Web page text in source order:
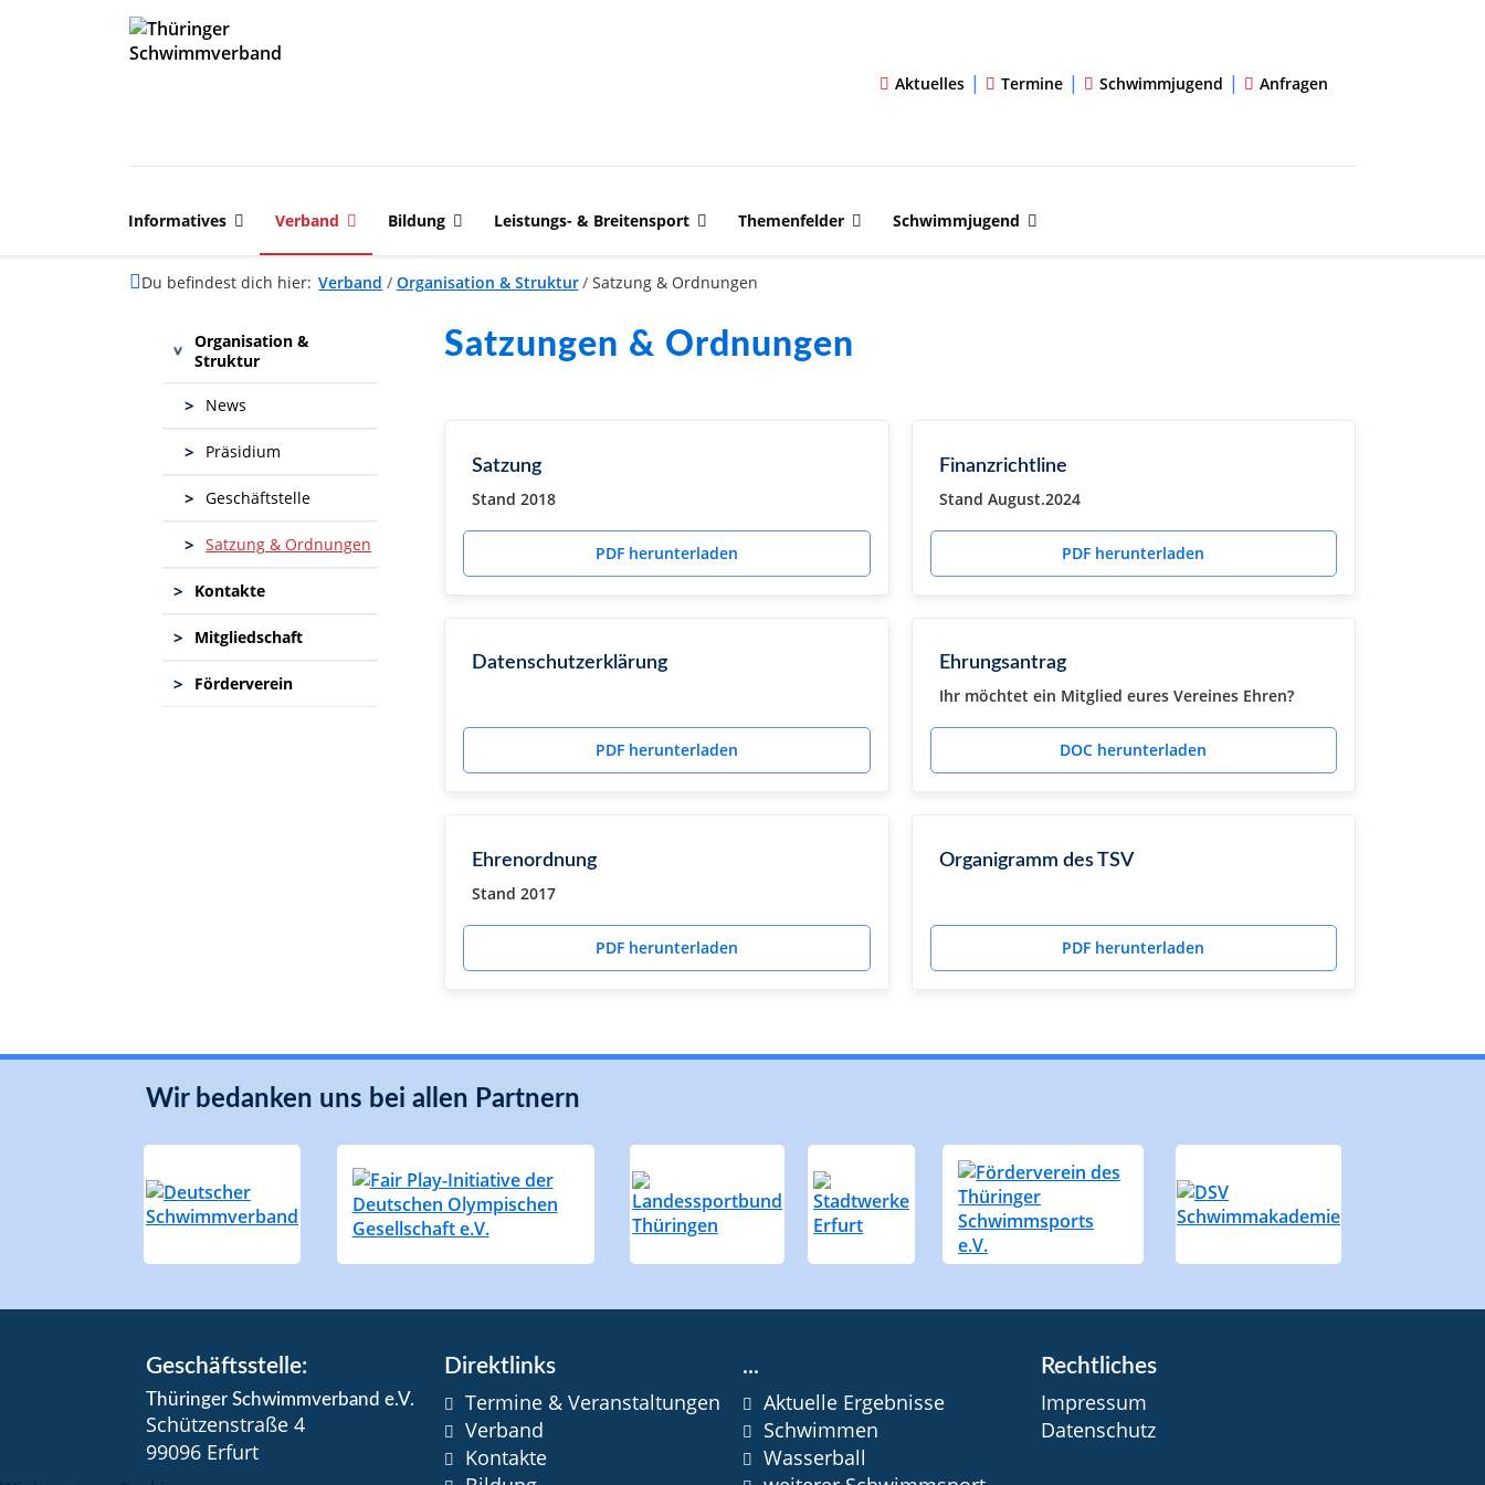
Aktuelles | Termine | Schwimmjugend | Anfragen
Informatives Verband Bildung Leistungs- & Breitensport Themenfelder Schwimmjugend
Du befindest dich hier: Verband / Organisation & Struktur/ Satzung & Ordnungen
>
Organisation &
Struktur
> News
> Präsidium
> Geschäftstelle
> Satzung & Ordnungen
> Kontakte
> Mitgliedschaft
> Förderverein
Satzungen & Ordnungen
Satzung
Stand 2018
PDF herunterladen
Finanzrichtline
Stand August.2024
PDF herunterladen
Datenschutzerklärung
PDF herunterladen
Ehrungsantrag
Ihr möchtet ein Mitglied eures Vereines Ehren?
DOC herunterladen
Ehrenordnung
Stand 2017
PDF herunterladen
Organigramm des TSV
PDF herunterladen
Wir bedanken uns bei allen Partnern
Geschäftsstelle:
Thüringer Schwimmverband e.V.
Schützenstraße 4
99096 Erfurt
Direktlinks
Termine & Veranstaltungen
Verband
Kontakte
...
Aktuelle Ergebnisse
Schwimmen
Wasserball
Rechtliches
Impressum
Datenschutz